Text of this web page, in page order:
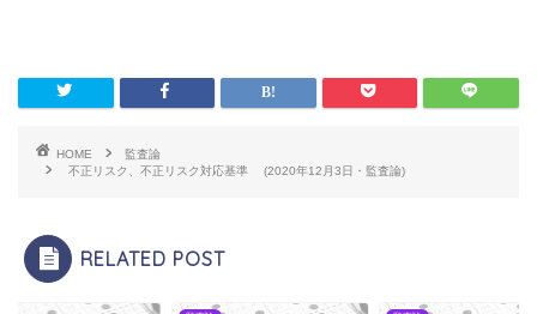
HOME
監査論
不正リスク、不正リスク対応基準 (2020年12月3日・監査論)
RELATED POST